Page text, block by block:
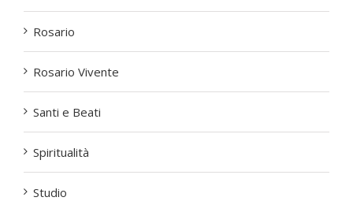
Rosario
Rosario Vivente
Santi e Beati
Spiritualità
Studio